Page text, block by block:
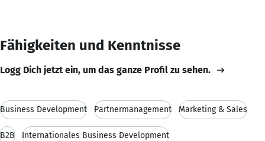
Fähigkeiten und Kenntnisse
Logg Dich jetzt ein, um das ganze Profil zu sehen.
Business Development Partnermanagement Marketing & Sales
B2B Internationales Business Development